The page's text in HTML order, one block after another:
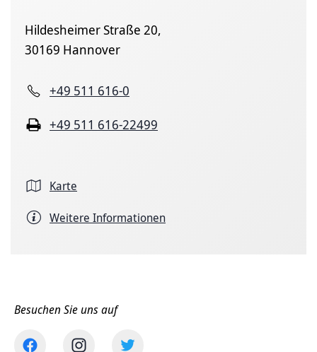
Hildesheimer Straße 20,
30169 Hannover
+49 511 616-0
+49 511 616-22499
Karte
Weitere Informationen
Besuchen Sie uns auf